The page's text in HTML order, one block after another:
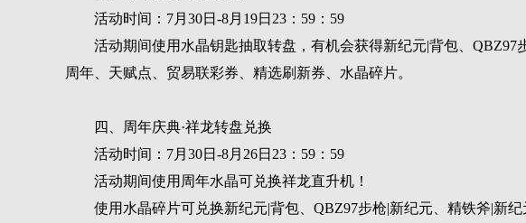
活动时间：7月30日-8月19日23：59：59
活动期间使用水晶钥匙抽取转盘，有机会获得新纪元|背包、
周年、天赋点、贸易联彩券、精选刷新券、水晶碎片。
四、周年庆典·祥龙转盘兑换
活动时间：7月30日-8月26日23：59：59
活动期间使用周年水晶可兑换祥龙直升机！
使用水晶碎片可兑换新纪元|背包、QBZ97步枪|新纪元、精铁斧|新